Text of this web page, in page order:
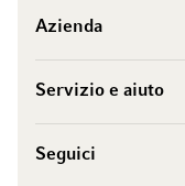
Azienda
Servizio e aiuto
Seguici